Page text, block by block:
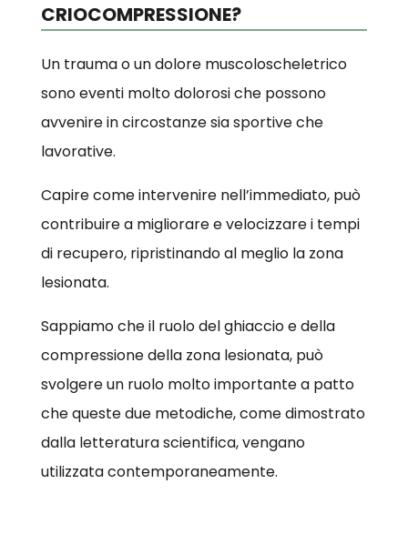
CRIOCOMPRESSIONE?
Un trauma o un dolore muscoloscheletrico
sono eventi molto dolorosi che possono
avvenire in circostanze sia sportive che
lavorative.
Capire come intervenire nell’immediato, può
contribuire a migliorare e velocizzare i tempi
di recupero, ripristinando al meglio la zona
lesionata.
Sappiamo che il ruolo del ghiaccio e della
compressione della zona lesionata, può
svolgere un ruolo molto importante a patto
che queste due metodiche, come dimostrato
dalla letteratura scientifica, vengano
utilizzata contemporaneamente.